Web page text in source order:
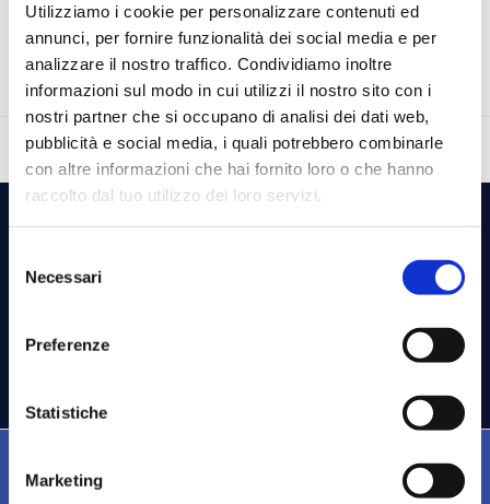
Utilizziamo i cookie per personalizzare contenuti ed
annunci, per fornire funzionalità dei social media e per
analizzare il nostro traffico. Condividiamo inoltre
informazioni sul modo in cui utilizzi il nostro sito con i
nostri partner che si occupano di analisi dei dati web,
pubblicità e social media, i quali potrebbero combinarle
con altre informazioni che hai fornito loro o che hanno
raccolto dal tuo utilizzo dei loro servizi.
delNecessari
Preferenze
Statistiche
Marketing